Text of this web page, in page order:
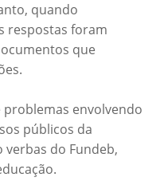
quando
respostas foram
que
envolvendo
públicos da
verbas do Fundeb,